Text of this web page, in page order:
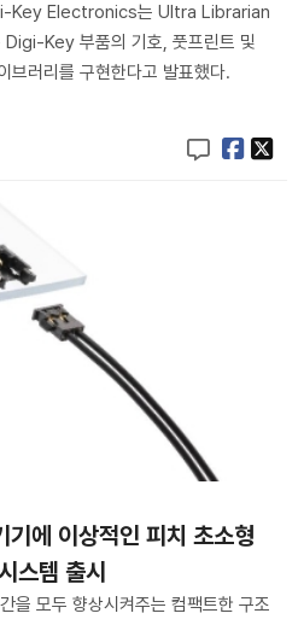
Key Electronics는 Ultra Librarian
Digi-Key 부품의 기호, 풋프린트 및
브러리를 구현한다고 발표했다.
에 이상적인 피치 초소형
스템 출시
을 모두 향상시켜주는 컴팩트한 구조